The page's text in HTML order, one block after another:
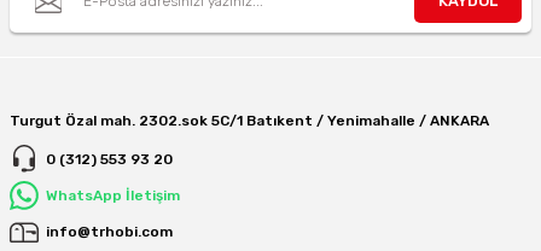
Turgut Özal mah. 2302.sok 5C/1 Batıkent / Yenimahalle / ANKARA
0 (312) 553 93 20
WhatsApp İletişim
info@trhobi.com